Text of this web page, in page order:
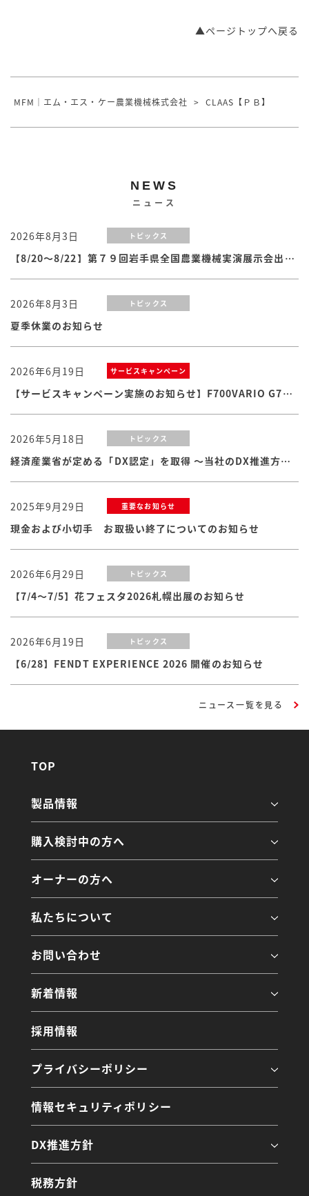
▲ページトップへ戻る
MFM｜エム・エス・ケー農業機械株式会社 > CLAAS【ＰＢ】
NEWS
ニュース
2026年8月3日 トピックス
【8/20～8/22】第７９回岩手県全国農業機械実演展示会出展のお知らせ
2026年8月3日 トピックス
夏季休業のお知らせ
2026年6月19日 サービスキャンペーン
【サービスキャンペーン実施のお知らせ】F700VARIO G7シリーズ
2026年5月18日 トピックス
経済産業省が定める「DX認定」を取得 ～当社のDX推進方針・体制および取り組みが認められました
2025年9月29日 重要なお知らせ
現金および小切手 お取扱い終了についてのお知らせ
2026年6月29日 トピックス
【7/4～7/5】花フェスタ2026札幌出展のお知らせ
2026年6月19日 トピックス
【6/28】FENDT EXPERIENCE 2026 開催のお知らせ
ニュース一覧を見る
TOP
製品情報
購入検討中の方へ
オーナーの方へ
私たちについて
お問い合わせ
新着情報
採用情報
プライバシーポリシー
情報セキュリティポリシー
DX推進方針
税務方針